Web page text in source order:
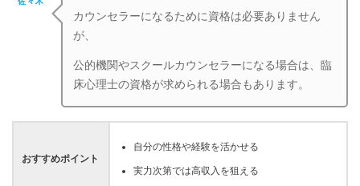
カウンセラーになるために資格は必要ありません
が、
公的機関やスクールカウンセラーになる場合は、臨
床心理士の資格が求められる場合もあります。
おすすめポイント
自分の性格や経験を活かせる
実力次第では高収入を狙える